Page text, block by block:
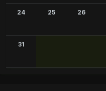
24 25 26
31